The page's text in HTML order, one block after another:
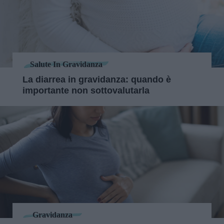
Salute In Gravidanza
La diarrea in gravidanza: quando è
importante non sottovalutarla
Gravidanza